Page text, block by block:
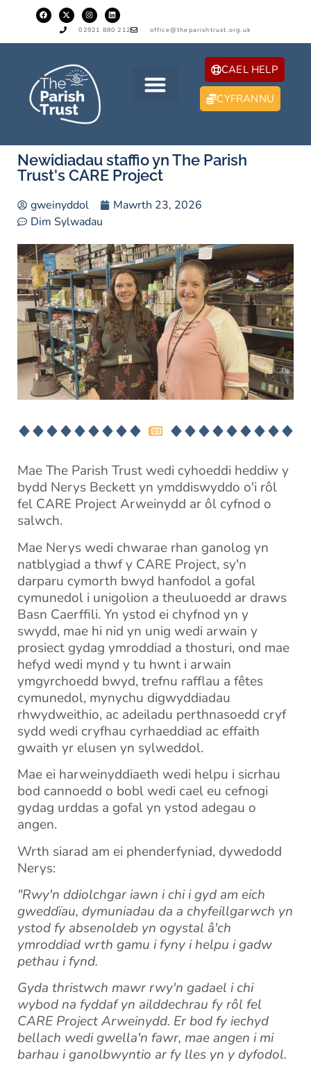
02921 880 212 office@theparishtrust.org.uk
CAEL HELP
CYFRANNU
Newidiadau staffio yn The Parish
Trust's CARE Project
gweinyddol
Mawrth 23, 2026
Dim Sylwadau
Mae The Parish Trust wedi cyhoeddi heddiw y
bydd Nerys Beckett yn ymddiswyddo o'i rôl
fel CARE Project Arweinydd ar ôl cyfnod o
salwch.
Mae Nerys wedi chwarae rhan ganolog yn
natblygiad a thwf y CARE Project, sy'n
darparu cymorth bwyd hanfodol a gofal
cymunedol i unigolion a theuluoedd ar draws
Basn Caerffili. Yn ystod ei chyfnod yn y
swydd, mae hi nid yn unig wedi arwain y
prosiect gydag ymroddiad a thosturi, ond mae
hefyd wedi mynd y tu hwnt i arwain
ymgyrchoedd bwyd, trefnu rafflau a fêtes
cymunedol, mynychu digwyddiadau
rhwydweithio, ac adeiladu perthnasoedd cryf
sydd wedi cryfhau cyrhaeddiad ac effaith
gwaith yr elusen yn sylweddol.
Mae ei harweinyddiaeth wedi helpu i sicrhau
bod cannoedd o bobl wedi cael eu cefnogi
gydag urddas a gofal yn ystod adegau o
angen.
Wrth siarad am ei phenderfyniad, dywedodd
Nerys:
"Rwy'n ddiolchgar iawn i chi i gyd am eich
gweddïau, dymuniadau da a chyfeillgarwch yn
ystod fy absenoldeb yn ogystal â'ch
ymroddiad wrth gamu i fyny i helpu i gadw
pethau i fynd.
Gyda thristwch mawr rwy'n gadael i chi
wybod na fyddaf yn ailddechrau fy rôl fel
CARE Project Arweinydd. Er bod fy iechyd
bellach wedi gwella'n fawr, mae angen i mi
barhau i ganolbwyntio ar fy lles yn y dyfodol.